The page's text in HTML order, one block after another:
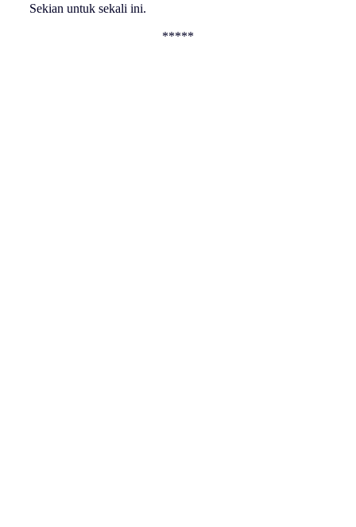
Sekian untuk sekali ini.
*****